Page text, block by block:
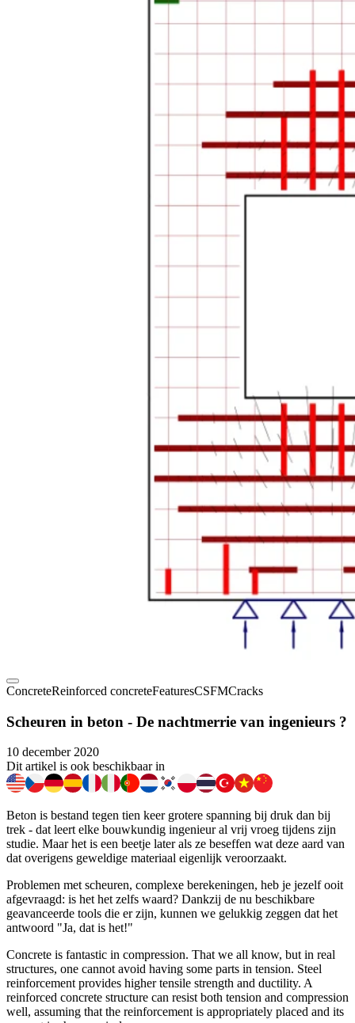
ConcreteReinforced concreteFeaturesCSFMCracks
Scheuren in beton - De nachtmerrie van ingenieurs ?
10 december 2020
Dit artikel is ook beschikbaar in
Beton is bestand tegen tien keer grotere spanning bij druk dan bij
trek - dat leert elke bouwkundig ingenieur al vrij vroeg tijdens zijn
studie. Maar het is een beetje later als ze beseffen wat deze aard van
dat overigens geweldige materiaal eigenlijk veroorzaakt.
Problemen met scheuren, complexe berekeningen, heb je jezelf ooit
afgevraagd: is het het zelfs waard? Dankzij de nu beschikbare
geavanceerde tools die er zijn, kunnen we gelukkig zeggen dat het
antwoord "Ja, dat is het!"
Concrete is fantastic in compression. That we all know, but in real
structures, one cannot avoid having some parts in tension. Steel
reinforcement provides higher tensile strength and ductility. A
reinforced concrete structure can resist both tension and compression
well, assuming that the reinforcement is appropriately placed and its